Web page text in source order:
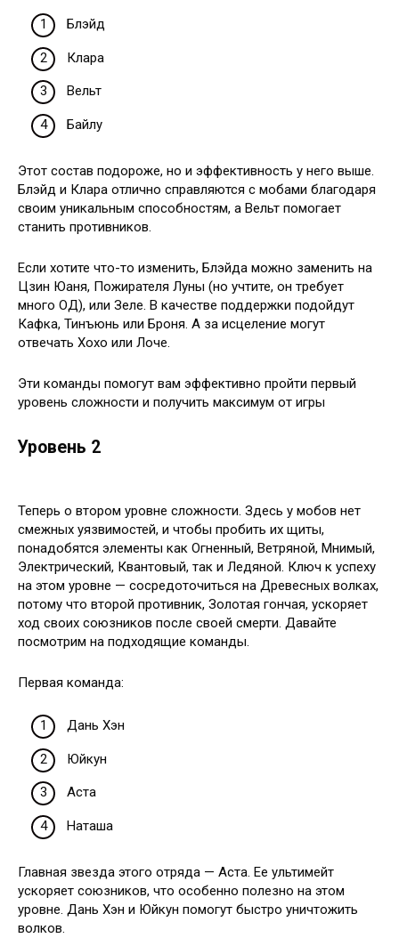
Блэйд
Клара
Вельт
Байлу
Этот состав подороже, но и эффективность у него выше.
Блэйд и Клара отлично справляются с мобами благодаря
своим уникальным способностям, а Вельт помогает
станить противников.
Если хотите что-то изменить, Блэйда можно заменить на
Цзин Юаня, Пожирателя Луны (но учтите, он требует
много ОД), или Зеле. В качестве поддержки подойдут
Кафка, Тинъюнь или Броня. А за исцеление могут
отвечать Хохо или Лоче.
Эти команды помогут вам эффективно пройти первый
уровень сложности и получить максимум от игры
Уровень 2
Теперь о втором уровне сложности. Здесь у мобов нет
смежных уязвимостей, и чтобы пробить их щиты,
понадобятся элементы как Огненный, Ветряной, Мнимый,
Электрический, Квантовый, так и Ледяной. Ключ к успеху
на этом уровне — сосредоточиться на Древесных волках,
потому что второй противник, Золотая гончая, ускоряет
ход своих союзников после своей смерти. Давайте
посмотрим на подходящие команды.
Первая команда:
Дань Хэн
Юйкун
Аста
Наташа
Главная звезда этого отряда — Аста. Ее ультимейт
ускоряет союзников, что особенно полезно на этом
уровне. Дань Хэн и Юйкун помогут быстро уничтожить
волков.